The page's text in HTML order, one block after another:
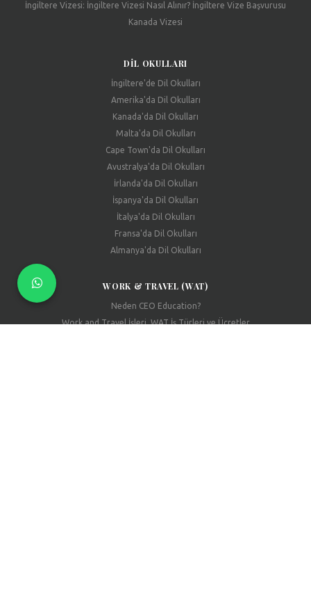
İngiltere Vizesi: İngiltere Vizesi Nasıl Alınır? İngiltere Vize Başvurusu
Kanada Vizesi
DIL OKULLARI
İngiltere'de Dil Okulları
Amerika'da Dil Okulları
Kanada'da Dil Okulları
Malta'da Dil Okulları
Cape Town'da Dil Okulları
Avustralya'da Dil Okulları
İrlanda'da Dil Okulları
İspanya'da Dil Okulları
İtalya'da Dil Okulları
Fransa'da Dil Okulları
Almanya'da Dil Okulları
WORK & TRAVEL (WAT)
Neden CEO Education?
Work and Travel İşleri, WAT İş Türleri ve Ücretler